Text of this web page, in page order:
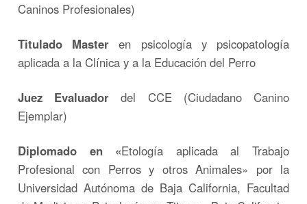
Caninos Profesionales)
Titulado Masteren psicología y psicopatología
aplicada a la Clínica y a la Educación del Perro
Juez Evaluadordel CCE (Ciudadano Canino
Ejemplar)
Diplomado en «Etología aplicada al Trabajo
Profesional con Perros y otros Animales» por la
Universidad Autónoma de Baja California, Facultad